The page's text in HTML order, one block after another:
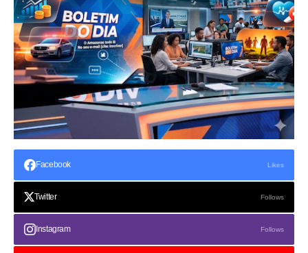
Facebook Likes
Twitter Follows
Instagram Follows